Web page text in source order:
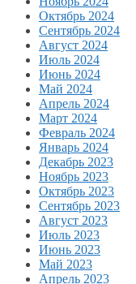
Октябрь 2024
Сентябрь 2024
Август 2024
Июль 2024
Июнь 2024
Май 2024
Апрель 2024
Март 2024
Февраль 2024
Январь 2024
Декабрь 2023
Ноябрь 2023
Октябрь 2023
Сентябрь 2023
Август 2023
Июль 2023
Июнь 2023
Май 2023
Апрель 2023